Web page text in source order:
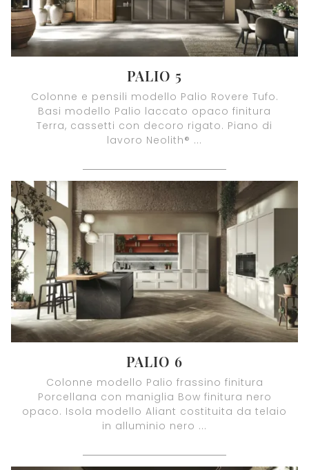
PALIO 5
Colonne e pensili modello Palio Rovere Tufo.
Basi modello Palio laccato opaco finitura
Terra, cassetti con decoro rigato. Piano di
lavoro Neolith® ...
PALIO 6
Colonne modello Palio frassino finitura
Porcellana con maniglia Bow finitura nero
opaco. Isola modello Aliant costituita da telaio
in alluminio nero ...